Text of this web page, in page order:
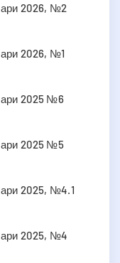
2026, №2
2026, №1
2025 №6
2025 №5
2025, №4.1
2025, №4